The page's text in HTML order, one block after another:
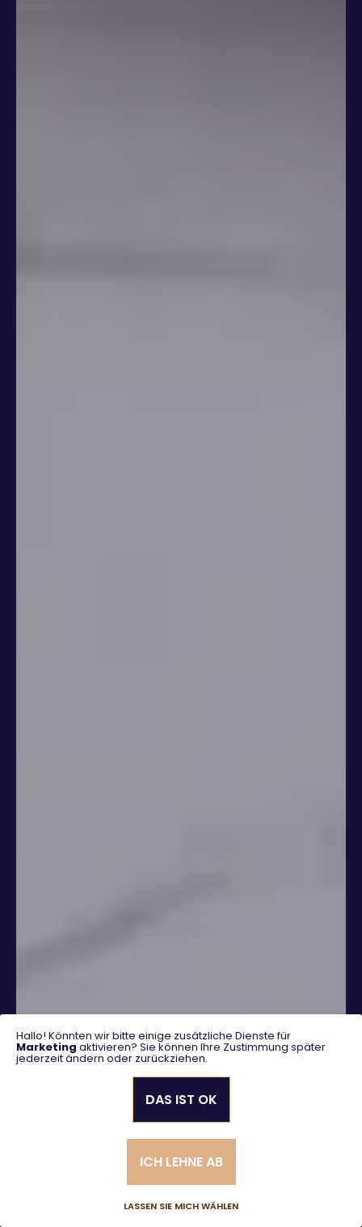
Erweiterte Suche
Hallo! Könnten wir bitte einige zusätzliche Dienste für
Marketing aktivieren? Sie können Ihre Zustimmung später
jederzeit ändern oder zurückziehen.
LASSEN SIE MICH WÄHLEN
ICH LEHNE AB
DAS IST OK